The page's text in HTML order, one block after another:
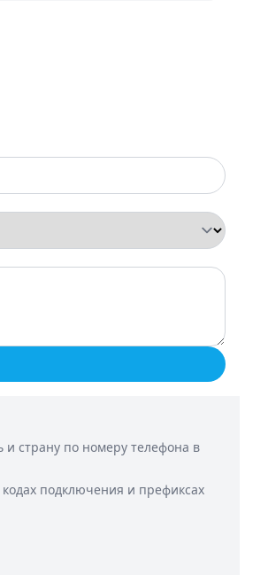
страну по номеру телефона в
подключения и префиксах